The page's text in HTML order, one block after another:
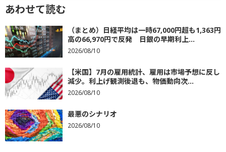
あわせて読む
（まとめ）日経平均は一時67,000円超も1,363円
高の66,970円で反発 日銀の早期利上...
2026/08/10
【米国】7月の雇用統計、雇用は市場予想に反し
減少。利上げ観測後退も、物価動向次...
2026/08/10
最悪のシナリオ
2026/08/10